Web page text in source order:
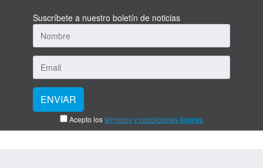
Suscríbete a nuestro boletín de noticias
Acepto lostérminos y condiciones legales